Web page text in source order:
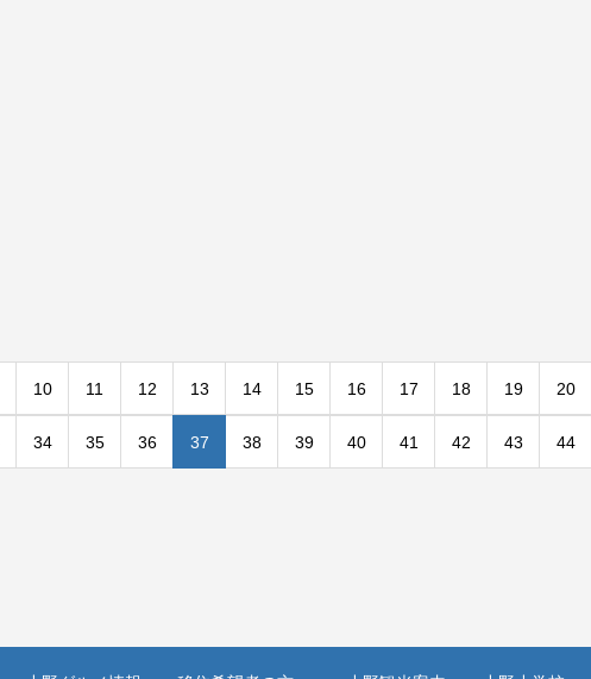
10 11 12 13 14 15 16 17 18 19 20
34 35 36 37 38 39 40 41 42 43 44